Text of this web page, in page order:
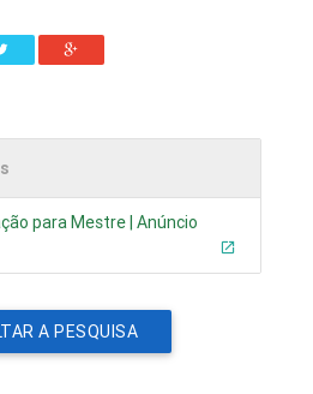
para Mestre | Anúncio
A PESQUISA